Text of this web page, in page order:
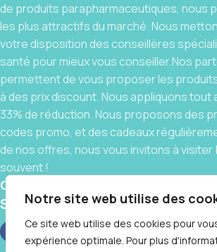
Notre site web utilise des
Ce site web utilise des cookies pour
expérience optimale. Pour plus
de produits parapharmaceutiques, nous
les plus attractifs du marché. Nous
votre disposition des conseillères
santé pour mieux vous conseiller.Nos
permettent de vous proposer les
à des prix discount. Nous appliquons tout
33% de réduction. Nous proposons des
codes promo, et des cadeaux
de nos offres, nous vous invitons à visiter
souvent !
Contact
Social links: